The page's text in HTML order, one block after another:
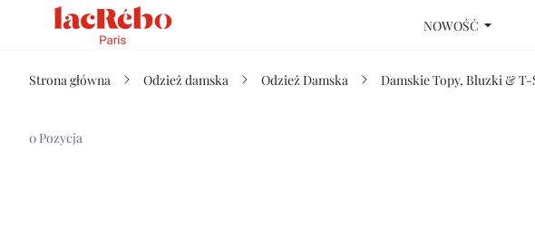
NOWOŚĆ
Strona główna Odzież damska Odzież Damska Damskie Topy, Bluzki &
0 Pozycja